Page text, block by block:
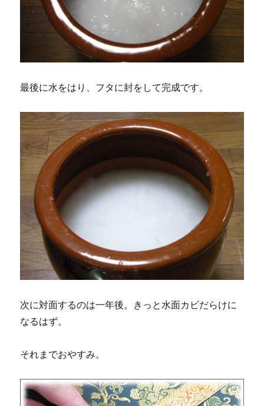
最後に水をはり、フタに封をして完成です。
次に対面するのは一年後。きっと水面カビだらけに
なるはず。
それまでおやすみ。